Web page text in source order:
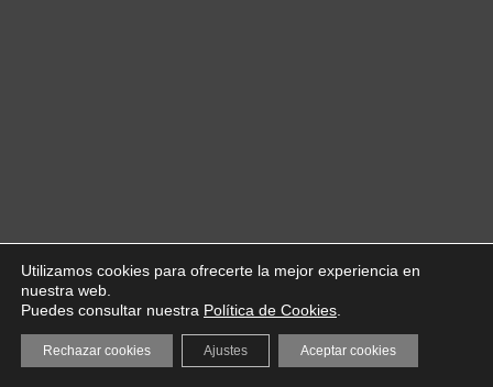
Utilizamos cookies para ofrecerte la mejor experiencia en
nuestra web.
Puedes consultar nuestra Política de Cookies
Aceptar cookies
Rechazar cookies Ajustes